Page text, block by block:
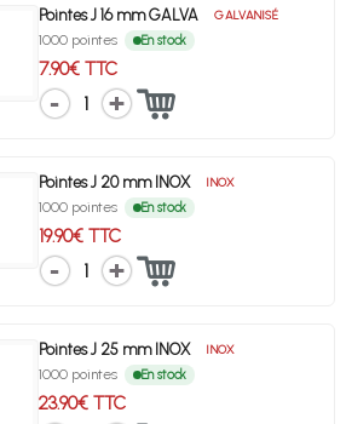
Pointes J 16 mm GALVA GALVANISÉ
1000 pointes En stock
7.90€ TTC
1
Pointes J 20 mm INOX INOX
1000 pointes En stock
19.90€ TTC
1
Pointes J 25 mm INOX INOX
1000 pointes En stock
23.90€ TTC